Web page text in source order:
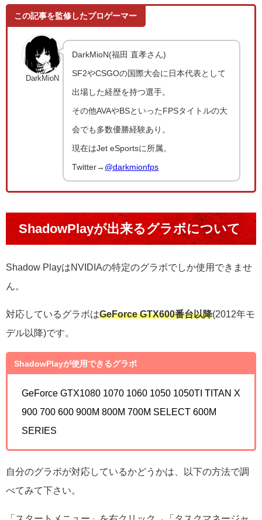
この記事を監修したプロゲーマー
DarkMioN
DarkMioN(福田 直孝さん)
SF2やCSGOの国際大会に日本代表として
出場した経歴を持つ選手。
その他AVAやBSといったFPSタイトルの大
会でも多数優勝経験あり。
現在はJet eSportsに所属。
Twitter→ @darkmionfps
ShadowPlayが出来るグラボについて
Shadow PlayはNVIDIAの特定のグラボでしか使用できませ
ん。
対応しているグラボはGeForce GTX600番台以降(2012年モ
デル以降)です。
ShadowPlayが使用できるグラボ
GeForce GTX1080 1070 1060 1050 1050TI TITAN X
900 700 600 900M 800M 700M SELECT 600M
SERIES
自分のグラボが対応しているかどうかは、以下の方法で調
べてみて下さい。